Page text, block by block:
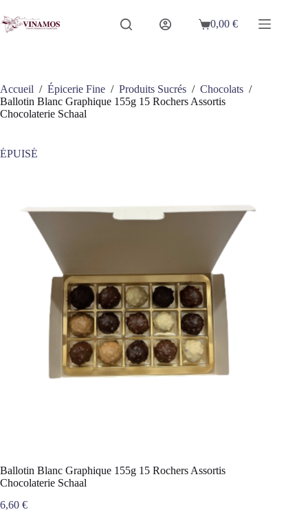
au
contenu
Panier
0,00€
Accueil / Épicerie Fine / Produits Sucrés / Chocolats /
Ballotin Blanc Graphique 155g 15 Rochers Assortis
Chocolaterie Schaal
ÉPUISÉ
Ballotin Blanc Graphique 155g 15 Rochers Assortis
Chocolaterie Schaal
6,60 €